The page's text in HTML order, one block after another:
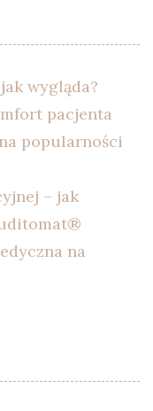
wygląda?
pacjenta
popularności
– jak
na